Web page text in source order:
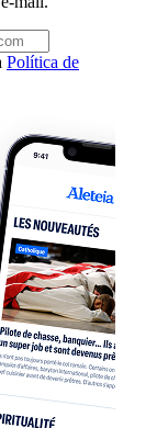
Política de